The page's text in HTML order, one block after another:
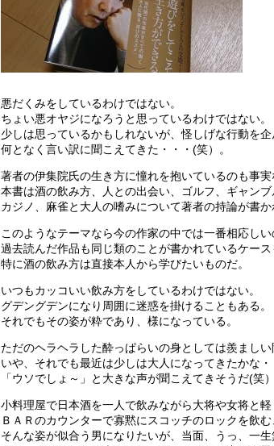
悪だくみをしているわけではない。
ちょい悪オヤジになろうと思っているわけではない。
少しは思っているかもしれないが、怪しげな行動を企
何となく言い訳に聞こえてきた・・・(笑）。
著者の伊集院氏の生き方に憧れを抱いているのも事
本書は酒の飲み方、人との出会い、ゴルフ、ギャンブ
カジノ、麻雀と大人の嗜みについて著者の持論が書か
このようなテーマなら今の作家の中では一番相応しい
過去読んだ作品も同じ類のことが書かれているケース
特に酒の飲み方は直接本人から学びたいものだ。
いつもカッコいい飲み方をしているわけではない。
グデングデンになり周囲に迷惑を掛けることもある。
それでもその姿が粋であり、様になっている。
ただのヘラヘラした酔っぱらいの身としては羨ましい
いや、それでも最近は少しは大人になってきたかな・
「ウソでしょ～」と大きな声が聞こえてきそうだ(笑）
小料理屋で日本酒を一人で飲みながら大将や女将と軽
ＢＡＲのカウンターで寡黙にスコッチのロックを飲む
そんな姿が似合う男になりたいが、当面、うっ、一生